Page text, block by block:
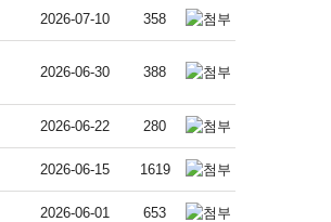
2026-07-10 358
2026-06-30 388
2026-06-22 280
2026-06-15 1619
2026-06-01 653